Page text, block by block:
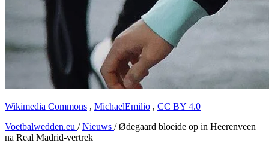
Wikimedia Commons , MichaelEmilio , CC BY 4.0
Voetbalwedden.eu / Nieuws / Ødegaard bloeide op in Heerenveen
na Real Madrid-vertrek